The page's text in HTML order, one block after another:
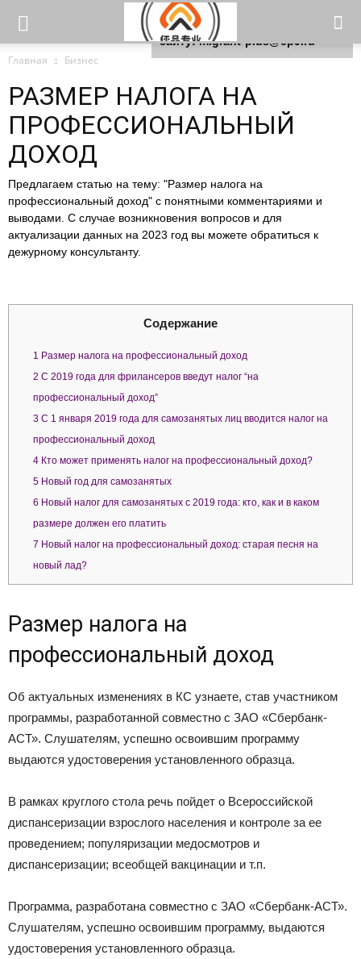
Главная Бизнес
РАЗМЕР НАЛОГА НА
ПРОФЕССИОНАЛЬНЫЙ
ДОХОД
Предлагаем статью на тему: "Размер налога на
профессиональный доход" с понятными комментариями и
выводами. С случае возникновения вопросов и для
актуализации данных на 2023 год вы можете обратиться к
дежурному консультанту.
Содержание
1 Размер налога на профессиональный доход
2 С 2019 года для фрилансеров введут налог “на
профессиональный доход”
3 С 1 января 2019 года для самозанятых лиц вводится налог на
профессиональный доход
4 Кто может применять налог на профессиональный доход?
5 Новый год для самозанятых
6 Новый налог для самозанятых с 2019 года: кто, как и в каком
размере должен его платить
7 Новый налог на профессиональный доход: старая песня на
новый лад?
Размер налога на
профессиональный доход
Об актуальных изменениях в КС узнаете, став участником
программы, разработанной совместно с ЗАО «Сбербанк-
АСТ». Слушателям, успешно освоившим программу
выдаются удостоверения установленного образца.
В рамках круглого стола речь пойдет о Всероссийской
диспансеризации взрослого населения и контроле за ее
проведением; популяризации медосмотров и
диспансеризации; всеобщей вакцинации и т.п.
Программа, разработана совместно с ЗАО «Сбербанк-АСТ».
Слушателям, успешно освоившим программу, выдаются
удостоверения установленного образца.
Для любых предложений по
сайту: migrant-plus@cp9.ru